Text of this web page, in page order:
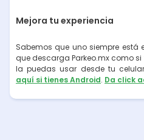
Mejora tu experiencia
Sabemos que uno siempre
que descarga Parkeo.mx como
la puedas usar desde tu
aquí si tienes Android. Da click